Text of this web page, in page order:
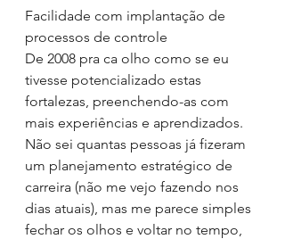
Facilidade com implantação de
processos de controle
De 2008 pra ca olho como se eu
tivesse potencializado estas
fortalezas, preenchendo-as com
mais experiências e aprendizados.
Não sei quantas pessoas já fizeram
um planejamento estratégico de
carreira (não me vejo fazendo nos
dias atuais), mas me parece simples
fechar os olhos e voltar no tempo,